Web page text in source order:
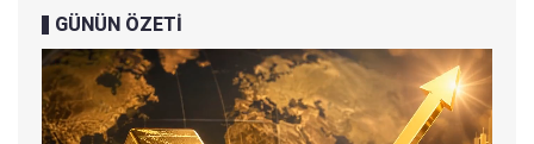
GÜNÜN ÖZETİ